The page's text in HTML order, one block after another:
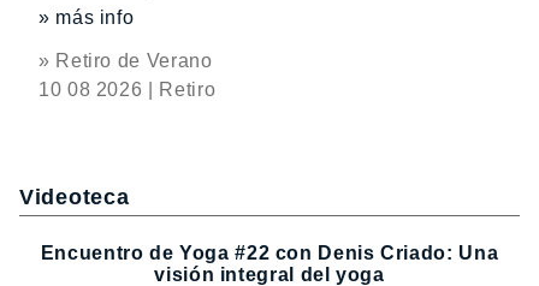
» más info
» Retiro de Verano
10 08 2026 | Retiro
Videoteca
Encuentro de Yoga #22 con Denis Criado: Una
visión integral del yoga